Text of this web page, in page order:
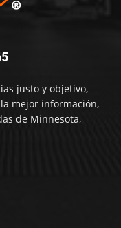
justo y objetivo,
mejor información,
de Minnesota,